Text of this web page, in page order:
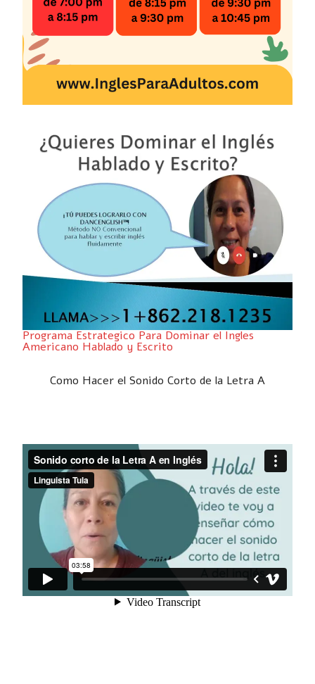
Programa Estrategico Para Dominar el Ingles
Americano Hablado y Escrito
Como Hacer el Sonido Corto de la Letra A